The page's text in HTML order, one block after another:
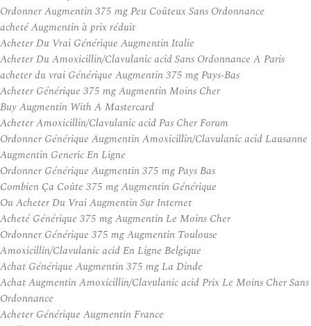
Ordonner Augmentin 375 mg Peu Coûteux Sans Ordonnance
acheté Augmentin à prix réduit
Acheter Du Vrai Générique Augmentin Italie
Acheter Du Amoxicillin/Clavulanic acid Sans Ordonnance A Paris
acheter du vrai Générique Augmentin 375 mg Pays-Bas
Acheter Générique 375 mg Augmentin Moins Cher
Buy Augmentin With A Mastercard
Acheter Amoxicillin/Clavulanic acid Pas Cher Forum
Ordonner Générique Augmentin Amoxicillin/Clavulanic acid Lausanne
Augmentin Generic En Ligne
Ordonner Générique Augmentin 375 mg Pays Bas
Combien Ça Coûte 375 mg Augmentin Générique
Ou Acheter Du Vrai Augmentin Sur Internet
Acheté Générique 375 mg Augmentin Le Moins Cher
Ordonner Générique 375 mg Augmentin Toulouse
Amoxicillin/Clavulanic acid En Ligne Belgique
Achat Générique Augmentin 375 mg La Dinde
Achat Augmentin Amoxicillin/Clavulanic acid Prix Le Moins Cher Sans
Ordonnance
Acheter Générique Augmentin France